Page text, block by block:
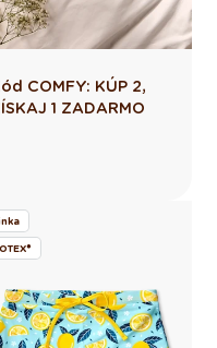
COMFY: KÚP 2,
1 ZADARMO